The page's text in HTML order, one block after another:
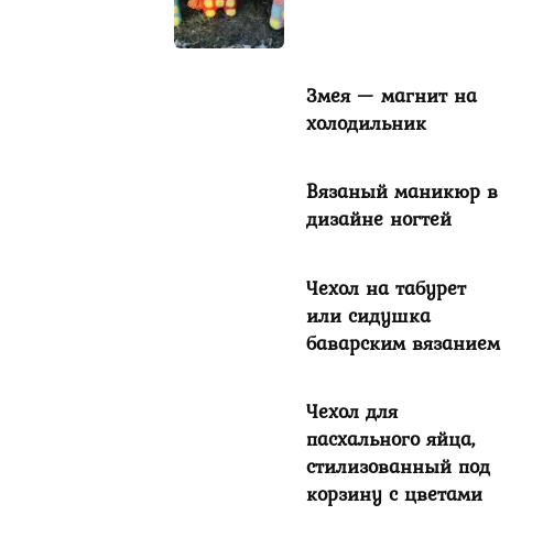
Змея — магнит на
холодильник
Вязаный маникюр в
дизайне ногтей
Чехол на табурет
или сидушка
баварским вязанием
Чехол для
пасхального яйца,
стилизованный под
корзину с цветами